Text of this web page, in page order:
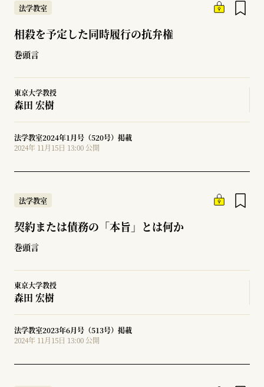
法学教室
相殺を予定した同時履行の抗弁権
巻頭言
東京大学教授
森田 宏樹
法学教室2024年1月号（520号）掲載
2024年 11月15日 13:00 公開
法学教室
契約または債務の「本旨」とは何か
巻頭言
東京大学教授
森田 宏樹
法学教室2023年6月号（513号）掲載
2024年 11月15日 13:00 公開